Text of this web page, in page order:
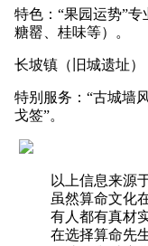
特色：“果园运势”
糖罂、桂味等）。
长坡镇（旧城遗址）
特别服务：“古城墙
戈签”。
以上信息来源
虽然算命文化
有人都有真材
在选择算命先